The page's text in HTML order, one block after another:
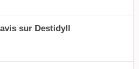
sur Destidyll